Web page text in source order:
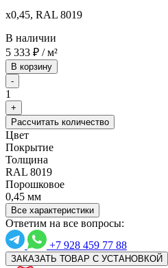
x0,45, RAL 8019
В наличии
5 333 ₽ / м²
В корзину
-
1
+
Рассчитать количество
Цвет
Покрытие
Толщина
RAL 8019
Порошковое
0,45 мм
Все характеристики
Ответим на все вопросы:
+7 928 459 77 88
ЗАКАЗАТЬ ТОВАР С УСТАНОВКОЙ